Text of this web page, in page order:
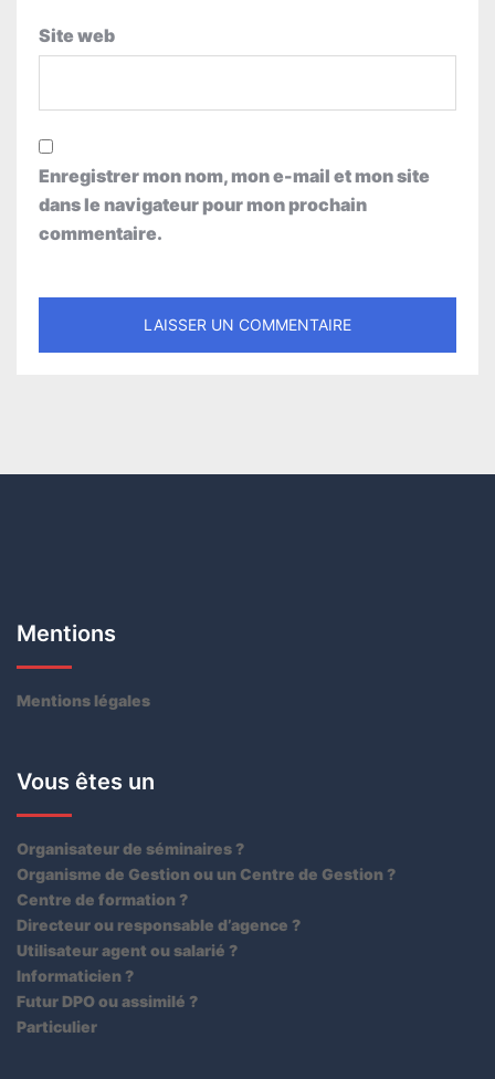
Site web
Enregistrer mon nom, mon e-mail et mon site
dans le navigateur pour mon prochain
commentaire.
Mentions
Mentions légales
Vous êtes un
Organisateur de séminaires ?
Organisme de Gestion ou un Centre de Gestion ?
Centre de formation ?
Directeur ou responsable d’agence ?
Utilisateur agent ou salarié ?
Informaticien ?
Futur DPO ou assimilé ?
Particulier